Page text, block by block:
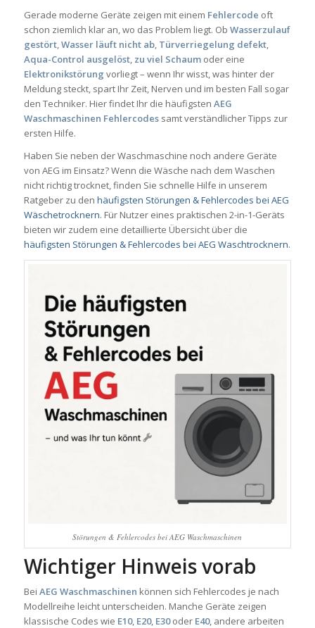
Gerade moderne Geräte zeigen mit einem Fehlercode oft
schon ziemlich klar an, wo das Problem liegt. Ob Wasserzulauf
gestört,Wasser läuft nicht ab, Türverriegelung defekt,
Aqua-Control ausgelöst, zu viel Schaumoder eine
Elektronikstörung vorliegt – wenn Ihr wisst, was hinter der
Meldung steckt, spart Ihr Zeit, Nerven und im besten Fall sogar
den Techniker. Hier findet Ihr die häufigsten AEG
Waschmaschinen Fehlercodessamt verständlicher Tipps zur
ersten Hilfe.
Haben Sie neben der Waschmaschine noch andere Geräte
von AEG im Einsatz? Wenn die Wäsche nach dem Waschen
nicht richtig trocknet, finden Sie schnelle Hilfe in unserem
Ratgeber zu den häufigsten Störungen & Fehlercodes bei AEG
Wäschetrocknern. Für Nutzer eines praktischen 2-in-1-Geräts
bieten wir zudem eine detaillierte Übersicht über die
häufigsten Störungen & Fehlercodes bei AEG Waschtrocknern.
Störungen & Fehlercodes bei AEG Waschmaschinen
Wichtiger Hinweis vorab
Bei AEG Waschmaschinen können sich Fehlercodes je nach
Modellreihe leicht unterscheiden. Manche Geräte zeigen
klassische Codes wie E10, E20, E30oder E40, andere arbeiten